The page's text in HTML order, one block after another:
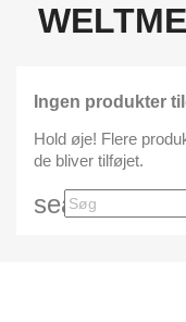
Ingen produkter
Hold øje! Flere
de bliver tilføjet.
search